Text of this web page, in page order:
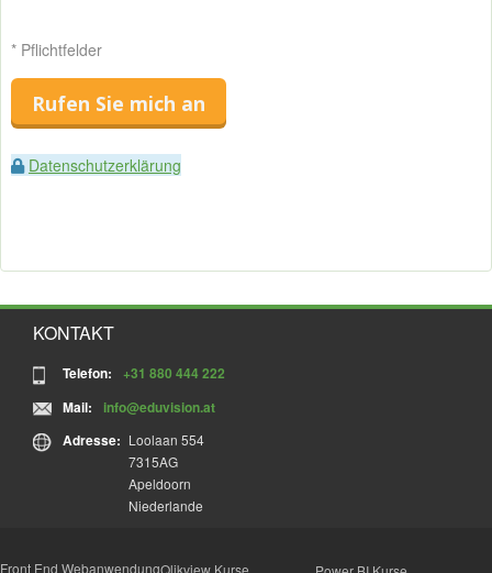
* Pflichtfelder
Rufen Sie mich an
Datenschutzerklärung
KONTAKT
Telefon:
+31 880 444 222
Mail:
info@eduvision.at
Adresse: Loolaan 554
7315AG
Apeldoorn
Niederlande
Front End WebanwendungQlikview Kurse